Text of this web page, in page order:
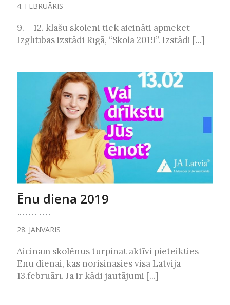
4. FEBRUĀRIS
9. – 12. klašu skolēni tiek aicināti apmekēt
Izglītības izstādi Rīgā, “Skola 2019”. Izstādi [...]
Ēnu diena 2019
28. JANVĀRIS
Aicinām skolēnus turpināt aktīvi pieteikties
Ēnu dienai, kas norisināsies visā Latvijā
13.februārī. Ja ir kādi jautājumi [...]